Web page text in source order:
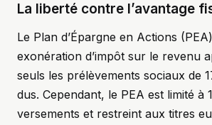
La liberté contre l’avantage
Le Plan d’Épargne en Actions
exonération d’impôt sur le revenu
seuls les prélèvements sociaux de
dus. Cependant, le PEA est limité à
versements et restreint aux titres